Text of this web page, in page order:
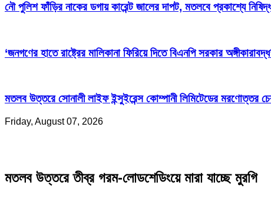
নৌ পুলিশ ফাঁড়ির নাকের ডগায় কারেন্ট জালের দাপট, মতলবে প্রকাশ্যে
‘জনগণের হাতে রাষ্ট্রের মালিকানা ফিরিয়ে দিতে বিএনপি সরকার
মতলব উত্তরে সোনালী লাইফ ইন্সুইরেন্স কোম্পানী লিমিটেডের মরণোত্তর
Friday, August 07, 2026
মতলব উত্তরে তীব্র গরম-লোডশেডিংয়ে মারা যাচ্ছে মুরগি